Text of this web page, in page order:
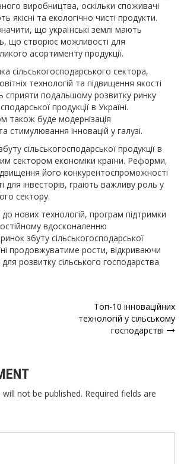
виробництва, оскільки споживачі
якісні та екологічно чисті продукти.
що українські землі мають
що створює можливості для
асортименту продукції.
сільськогосподарського сектора,
технологій та підвищення якості
сприяти подальшому розвитку ринку
продукції в Україні.
також буде модернізація
стимулювання інновацій у галузі.
сільськогосподарської продукції в
сектором економіки країни. Реформи,
його конкурентоспроможності
для інвесторів, грають важливу роль у
сектору.
нових технологій, програм підтримки
вдосконаленню
збуту сільськогосподарської
продовжуватиме рости, відкриваючи
розвитку сільського господарства
Топ-10 інноваційних
технологій у сільському
господарстві
not be published. Required fields are